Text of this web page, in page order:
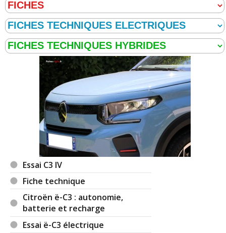
Essai C3 IV
Fiche technique
Citroën ë-C3 : autonomie,
batterie et recharge
Essai ë-C3 électrique